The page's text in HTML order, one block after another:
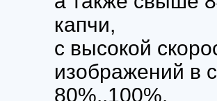
капчи,
с высокой
изображений в
80%..100%.